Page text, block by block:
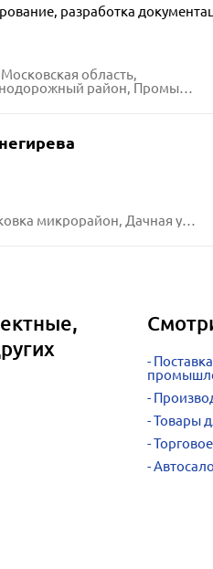
разработка
область,
район, Промышленная улица, 44
микрорайон, Дачная улица, 28
Товары